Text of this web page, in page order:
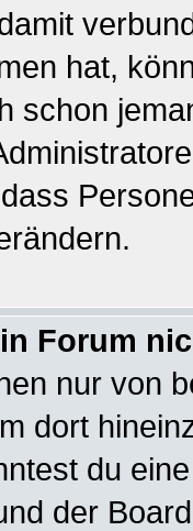
hat,
schon
Forum
nur von
dort
du
der